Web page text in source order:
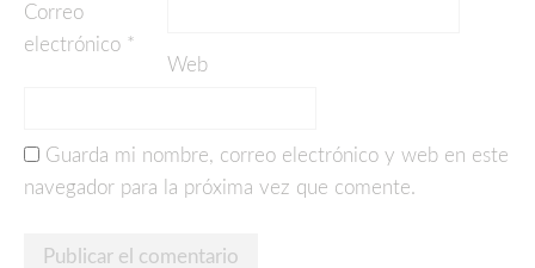
Correo
electrónico *
Web
Guarda mi nombre, correo electrónico y web en este
navegador para la próxima vez que comente.